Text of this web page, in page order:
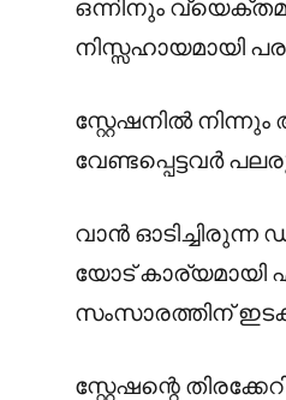
ഒന്നിനും
നിസ്സഹായമായി
സ്റ്റേഷനിൽ
വേണ്ടപ്പെട്ടവർ
വാൻ
യോട് കാര്യമായി
സംസാരത്തിന്
സ്റ്റേഷന്റെ